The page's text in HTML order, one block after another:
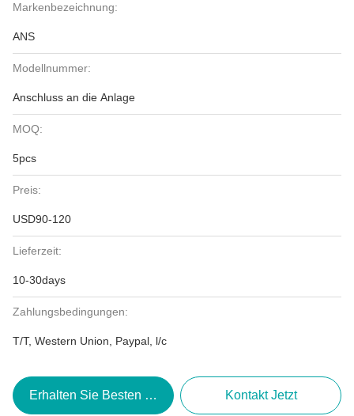
Markenbezeichnung:
ANS
Modellnummer:
Anschluss an die Anlage
MOQ:
5pcs
Preis:
USD90-120
Lieferzeit:
10-30days
Zahlungsbedingungen:
T/T, Western Union, Paypal, l/c
Erhalten Sie Besten Preis Kontakt Jetzt